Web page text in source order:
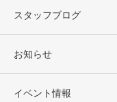
スタッフブログ
お知らせ
イベント情報